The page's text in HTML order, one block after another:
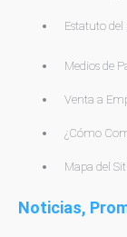
Estatuto
Medios de
Venta a
¿Cómo
Mapa del
Noticias,